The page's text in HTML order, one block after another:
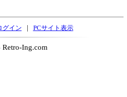
グイン | PCサイト表示
Retro-Ing.com